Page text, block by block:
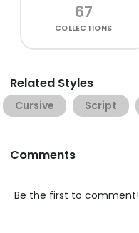
67
COLLECTIONS
Related Styles
Cursive Script
Comments
Be the first to comment!